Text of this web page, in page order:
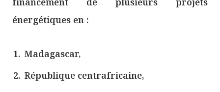
énergétiques en :
Madagascar,
République centrafricaine,